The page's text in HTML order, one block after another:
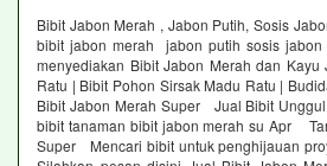
Bibit Jabon Merah , Jabon Putih, Sosis
bibit jabon merah jabon putih sosis
menyediakan Bibit Jabon Merah dan
Ratu | Bibit Pohon Sirsak Madu Ratu |
Bibit Jabon Merah Super Jual Bibit
bibit tanaman bibit jabon merah su Apr
Super Mencari bibit untuk penghijauan